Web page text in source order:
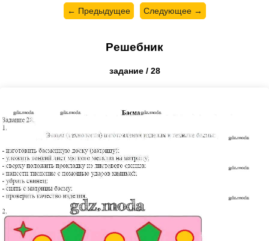
← Предыдущее Следующее →
Решебник
задание / 28